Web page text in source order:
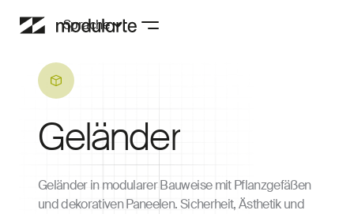
Sprache
Geländer
Geländer in modularer Bauweise mit Pflanzgefäßen
und dekorativen Paneelen. Sicherheit, Ästhetik und